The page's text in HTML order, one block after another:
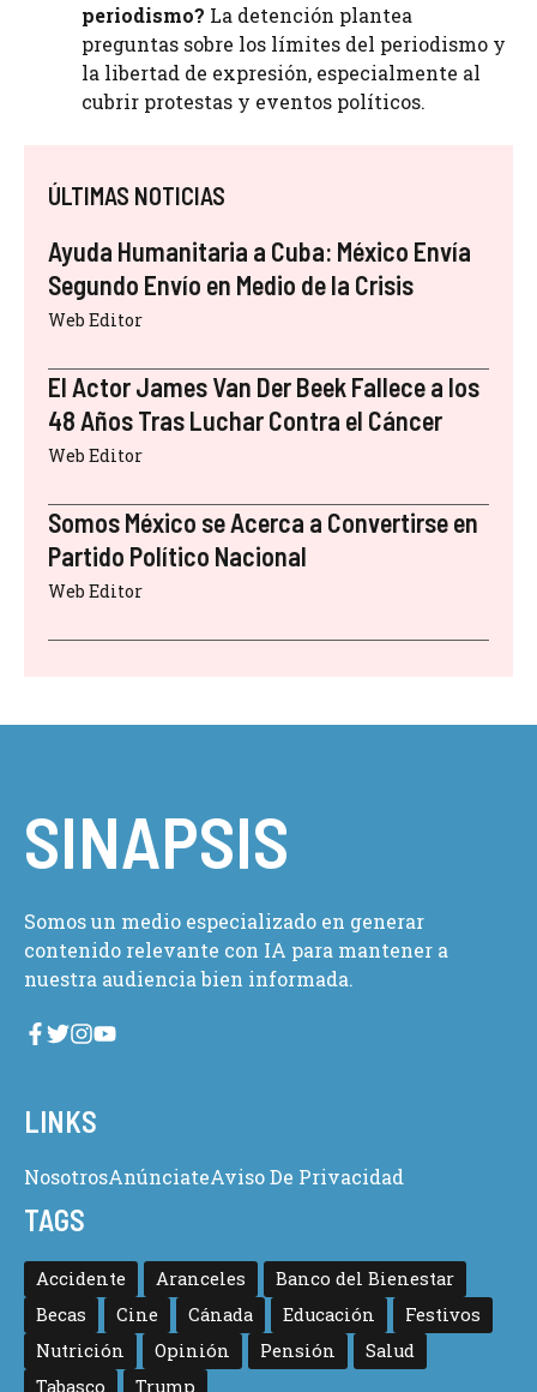
periodismo? La detención plantea
preguntas sobre los límites del periodismo y
la libertad de expresión, especialmente al
cubrir protestas y eventos políticos.
ÚLTIMAS NOTICIAS
Ayuda Humanitaria a Cuba: México Envía
Segundo Envío en Medio de la Crisis
Web Editor
El Actor James Van Der Beek Fallece a los
48 Años Tras Luchar Contra el Cáncer
Web Editor
Somos México se Acerca a Convertirse en
Partido Político Nacional
Web Editor
SINAPSIS
Somos un medio especializado en generar
contenido relevante con IA para mantener a
nuestra audiencia bien informada.
LINKS
NosotrosAnúnciateAviso De Privacidad
TAGS
Accidente Aranceles
Banco del Bienestar
Becas
Cine Cánada Educación
Festivos
Nutrición
Opinión Pensión
Salud
Tabasco
Trump